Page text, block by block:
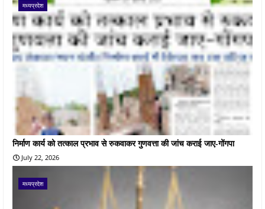
मध्यप्रदेश
निर्माण कार्य को तत्काल प्रभाव से रुकवाकर गुणवत्ता की जांच कराई जाए-गोंगपा
July 22, 2026
मध्यप्रदेश